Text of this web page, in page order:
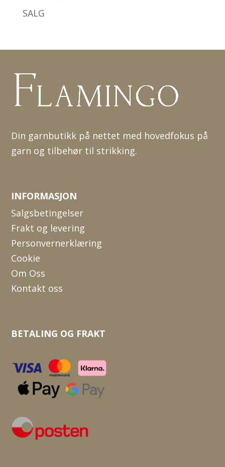
SALG
Din garnbutikk på nettet med hovedfokus på
garn og tilbehør til strikking.
INFORMASJON
Salgsbetingelser
Frakt og levering
Personvernerklæring
Cookie
Om Oss
Kontakt oss
BETALING OG FRAKT